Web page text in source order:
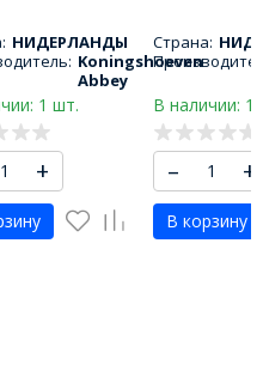
НИДЕРЛАНДЫ
Koningshoeven
Abbey
1 шт.
+
Страна:
В наличии: 1
– +
В корзину